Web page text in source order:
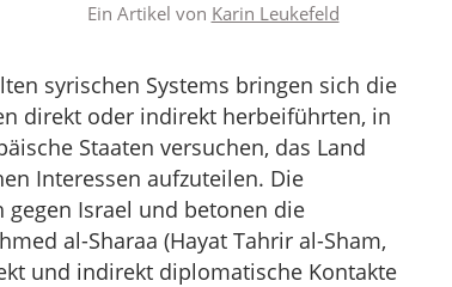
Ein Artikel von Karin Leukefeld
syrischen Systems bringen sich die
direkt oder indirekt herbeiführten, in
Staaten versuchen, das Land
Interessen aufzuteilen. Die
Israel und betonen die
al-Sharaa (Hayat Tahrir al-Sham,
und indirekt diplomatische Kontakte